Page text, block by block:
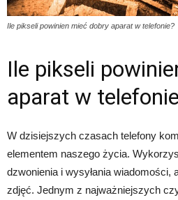
Ile pikseli powinien mieć dobry aparat w telefonie?
Ile pikseli
aparat w
W dzisiejszych czasach telefony
elementem naszego życia.
dzwonienia i wysyłania wiadomości,
zdjęć. Jednym z najważniejszych